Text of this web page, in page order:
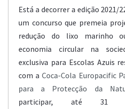
Está a decorrer a edição 2021/
um concurso que premeia
redução do lixo marinho
economia circular na
exclusiva para Escolas Azuis
com aCoca-Cola Europacific
para a Protecção da
participar, até 31